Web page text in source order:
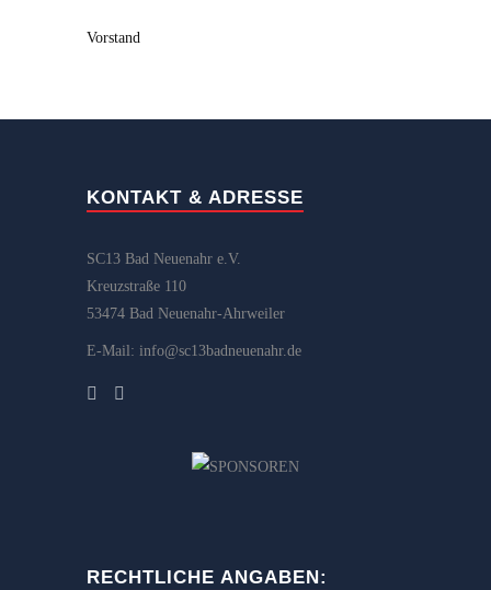
Vorstand
KONTAKT & ADRESSE
SC13 Bad Neuenahr e.V.
Kreuzstraße 110
53474 Bad Neuenahr-Ahrweiler
E-Mail: info@sc13badneuenahr.de
RECHTLICHE ANGABEN: